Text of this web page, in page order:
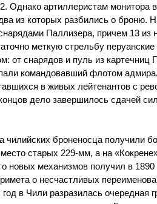
Однако артиллеристам монитора
из которых разбились о броню.
Паллизера, причем 13 из
меткую стрельбу перуанские
от снарядов и пуль из картечниц
командовавший флотом
в живых лейтенантов с
дело завершилось сдачей
броненосца получили
старых 229-мм, а на
механизмов получил в 1890
о несчастливых
в Чили разразилась очередная